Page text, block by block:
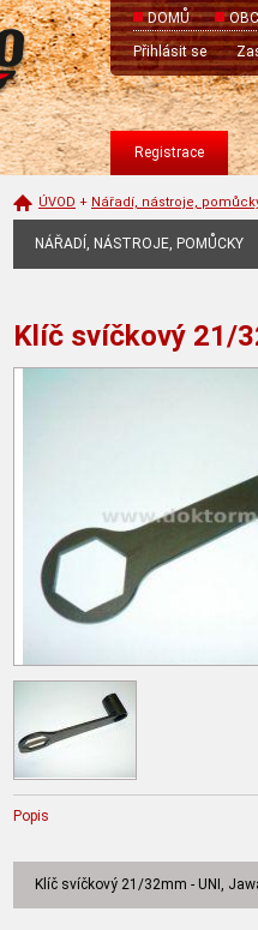
DOMŮ
Přihlásit se
Registrace
ÚVOD + Nářadí, nástroje,
NÁŘADÍ, NÁSTROJE, POMŮCKY
Klíč svíčkový 21/
Popis
Klíč svíčkový 21/32mm - UNI,